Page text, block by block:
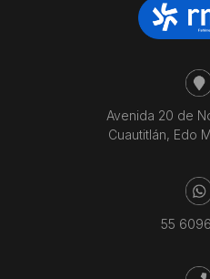
Avenida 20 de
Cuautitlán, Edo
55